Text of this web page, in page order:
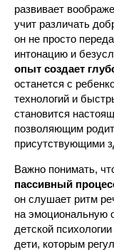
развивает
учит различать
он не просто
интонацию и
опыт создает
останется с
технологий и
становится
позволяющим
присутствующими
Важно понимать,
пассивный
он слушает ритм
на эмоциональную
детской
дети, которым